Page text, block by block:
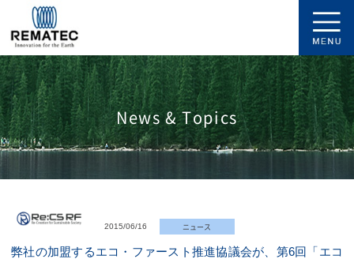
News & Topics
2015/06/16 ニュース
弊社の加盟するエコ・ファースト推進協議会が、第6回「エコ